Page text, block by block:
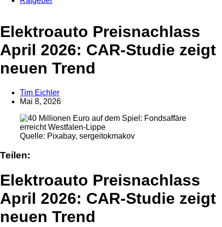
Elektroauto Preisnachlass
April 2026: CAR-Studie zeigt
neuen Trend
Tim Eichler
Mai 8, 2026
Quelle: Pixabay, sergeitokmakov
Teilen:
Elektroauto Preisnachlass
April 2026: CAR-Studie zeigt
neuen Trend